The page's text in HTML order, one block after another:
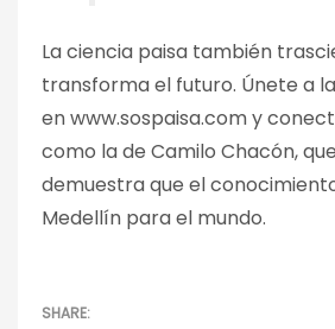
La ciencia paisa también
transforma el futuro. Únete a
en www.sospaisa.com y
como la de Camilo Chacón,
demuestra que el
Medellín para el mundo.